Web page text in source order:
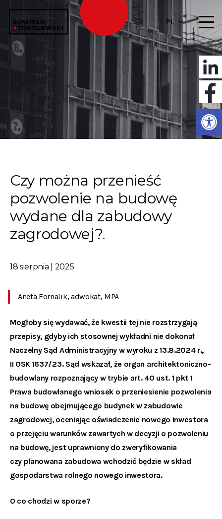
PL
Czy można przenieść
pozwolenie na budowę
wydane dla zabudowy
zagrodowej?
18 sierpnia | 2025
Aneta Fornalik, adwokat, MPA
Mogłoby się wydawać, że kwestii tej nie rozstrzygają
przepisy, gdyby ich stosownej wykładni nie dokonał
Naczelny Sąd Administracyjny w wyroku z 13.8.2024 r.,
II OSK 1637/23. Sąd wskazał, że organ architektoniczno-
budowlany rozpoznający w trybie art. 40 ust. 1 pkt 1
Prawa budowlanego wniosek o przeniesienie pozwolenia
na budowę obejmującego budynek w zabudowie
zagrodowej, oceniając oświadczenie nowego inwestora
o przejęciu warunków zawartych w decyzji o pozwoleniu
na budowę, jest uprawniony do zweryfikowania
czy planowana zabudowa wchodzić będzie w skład
gospodarstwa rolnego nowego inwestora.
O co chodzi w sporze?